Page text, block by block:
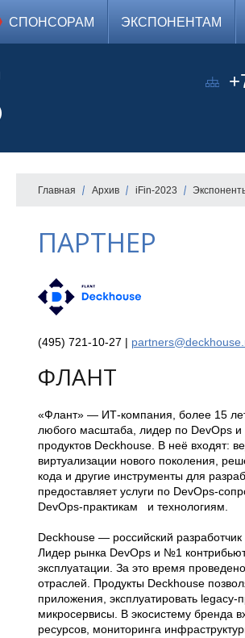
СПОНСОРАМ ЭКСПОНЕНТАМ
Главная Архив iFin-2023
ПАРТНЕР
(495) 721-10-27 |
ФЛАНТ
«Флант» — ИТ-компания, более 15
любого масштаба, лидер по DevOps и
продуктов Deckhouse. В неё входят:
виртуализации нового поколения,
кода и другие инструменты для
предоставляет услуги по DevOps-
DevOps-практикам и технологиям.
Deckhouse — российский
Лидер рынка DevOps и №1
эксплуатации. За это время
отраслей. Продукты Deckhouse
приложения, эксплуатировать legacy-
микросервисы. В экосистему бренда
ресурсов, мониторинга